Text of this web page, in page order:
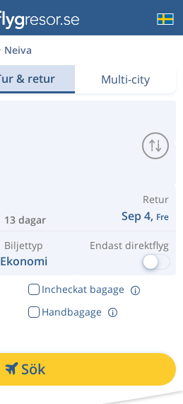
Neiva
& retur Multi-city
13 dagar
Retur
Sep 4, Fre
Biljettyp
Ekonomi
Endast direktflyg
Incheckat bagage
Handbagage
Sök